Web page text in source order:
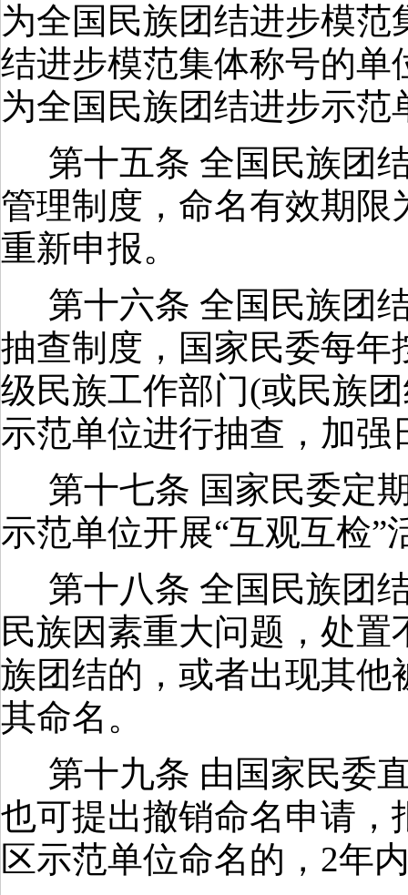
为全国民族团结进步模
结进步模范集体称号的单
为全国民族团结进步示范
第十五条 全国民族团
管理制度，命名有效期限
重新申报。
第十六条 全国民族团
抽查制度，国家民委每
级民族工作部门(或民族
示范单位进行抽查，加
第十七条 国家民委定
示范单位开展“互观互检”
第十八条 全国民族团
民族因素重大问题，处
族团结的，或者出现其
其命名。
第十九条 由国家民委
也可提出撤销命名申请
区示范单位命名的， 2年